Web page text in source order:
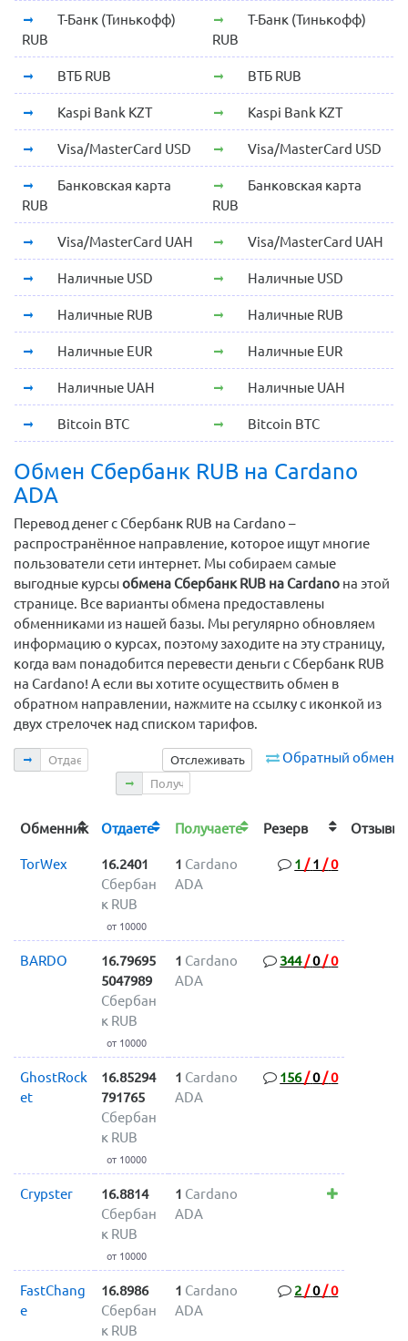
Т-Банк (Тинькофф)
RUB
Т-Банк (Тинькофф)
RUB
ВТБ RUB ВТБ RUB
Kaspi Bank KZT Kaspi Bank KZT
Visa/MasterCard USD Visa/MasterCard USD
Банковская карта
RUB
Банковская карта
RUB
Visa/MasterCard UAH Visa/MasterCard UAH
Наличные USD Наличные USD
Наличные RUB Наличные RUB
Наличные EUR Наличные EUR
Наличные UAH Наличные UAH
Bitcoin BTC Bitcoin BTC
Обмен Сбербанк RUB на Cardano
ADA
Перевод денег с Сбербанк RUB на Cardano –
распространённое направление, которое ищут многие
пользователи сети интернет. Мы собираем самые
выгодные курсыобмена Сбербанк RUB на Cardano на этой
странице. Все варианты обмена предоставлены
обменниками из нашей базы. Мы регулярно обновляем
информацию о курсах, поэтому заходите на эту страницу,
когда вам понадобится перевести деньги с Сбербанк RUB
на Cardano! А если вы хотите осуществить обмен в
обратном направлении, нажмите на ссылку с иконкой из
двух стрелочек над списком тарифов.
Обратный обмен
Отслеживать
Отдаете
Получаете
Обменник Отдаете Получаете Резерв
TorWex
16.2401
Сбербан
к RUB
от 10000
1 Cardano
ADA
1 / 1 /0
BARDO
16.79695
5047989
Сбербан
к RUB
от 10000
1 Cardano
ADA
344/0/0
GhostRock
et
16.85294
791765
Сбербан
к RUB
от 10000
1 Cardano
ADA
156/0/0
Crypster
16.8814
Сбербан
к RUB
от 10000
1 Cardano
ADA
FastChang
e
16.8986
Сбербан
к RUB
1 Cardano
ADA
2 /0/0